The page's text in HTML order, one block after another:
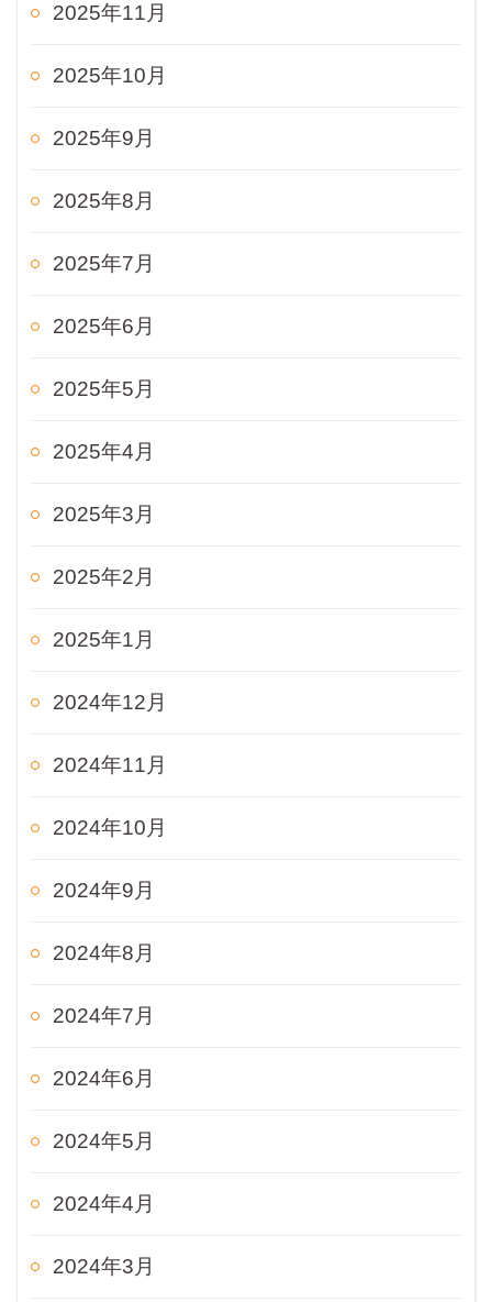
2025年11月
2025年10月
2025年9月
2025年8月
2025年7月
2025年6月
2025年5月
2025年4月
2025年3月
2025年2月
2025年1月
2024年12月
2024年11月
2024年10月
2024年9月
2024年8月
2024年7月
2024年6月
2024年5月
2024年4月
2024年3月